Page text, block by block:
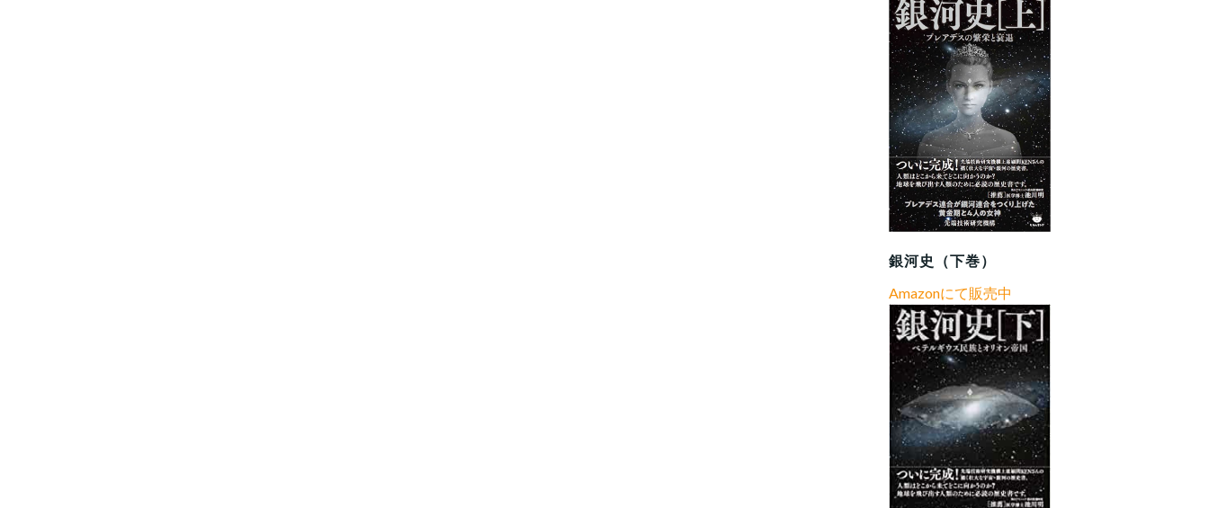
銀河史（下巻）
Amazonにて販売中